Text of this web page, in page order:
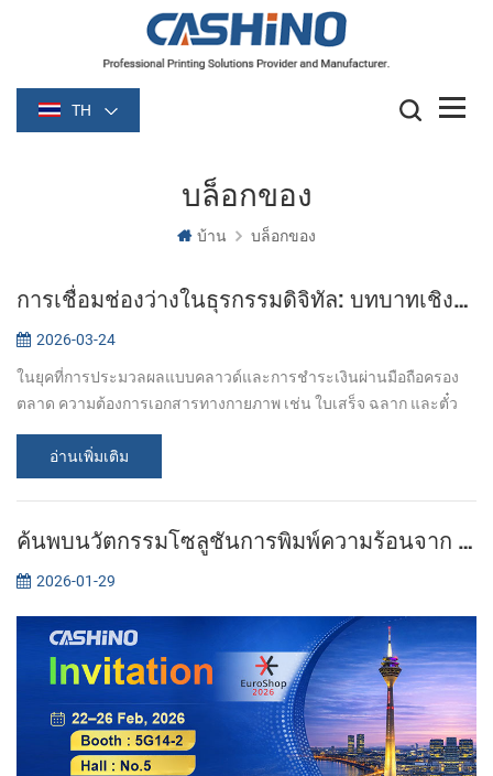
TH
บล็อกของ
บ้าน บล็อกของ
การเชื่อมช่องว่างในธุรกรรมดิจิทัล: บทบาทเชิงกลยุทธ์ของโซลูชันการพิมพ์เฉพาะทาง
2026-03-24
ในยุคที่การประมวลผลแบบคลาวด์และการชำระเงินผ่านมือถือครอง
ตลาด ความต้องการเอกสารทางกายภาพ เช่น ใบเสร็จ ฉลาก และตั๋ว
ตั้งแต่ร้านค้าปลีกที่ดำเนินงานอ...
อ่านเพิ่มเติม
ค้นพบนวัตกรรมโซลูชันการพิมพ์ความร้อนจาก Xiamen Cashino ที่งาน EuroShop 2026
2026-01-29